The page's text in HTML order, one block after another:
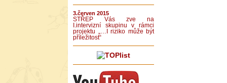
3.červen 2015
STŘEP Vás zve na
I.intervizní skupinu v rámci
projektu „…I riziko může být
příležitost“